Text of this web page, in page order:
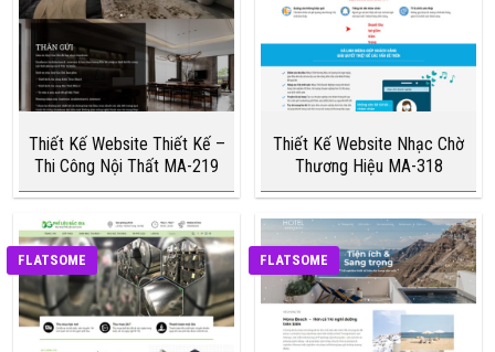
Thiết Kế Website Thiết Kế –
Thi Công Nội Thất MA-219
Thiết Kế Website Nhạc Chờ
Thương Hiệu MA-318
FLATSOME FLATSOME